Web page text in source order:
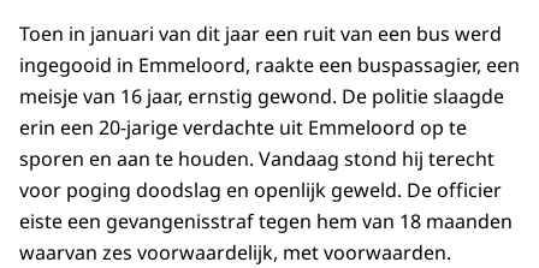
Toen in januari van dit jaar een ruit van een bus werd
ingegooid in Emmeloord, raakte een buspassagier, een
meisje van 16 jaar, ernstig gewond. De politie slaagde
erin een 20-jarige verdachte uit Emmeloord op te
sporen en aan te houden. Vandaag stond hij terecht
voor poging doodslag en openlijk geweld. De officier
eiste een gevangenisstraf tegen hem van 18 maanden
waarvan zes voorwaardelijk, met voorwaarden.